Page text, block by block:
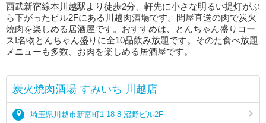
西武新宿線本川越駅より徒歩2分、軒先に小さな明るい提灯がぶ
ら下がったビル2Fにある川越肉酒場です。問屋直送の肉で炭火
焼肉を楽しめる居酒屋です。おすすめは、とんちゃん盛りコー
ス!名物とんちゃん盛りに全10品飲み放題です。そのた食べ放題
メニューも多数、お肉を楽しめる居酒屋です。
炭火焼肉酒場 すみいち 川越店
埼玉県川越市新富町1-18-8 沼野ビル2F